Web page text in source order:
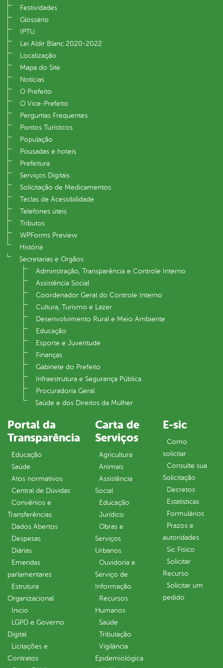
Festividades
Glossário
IPTU
Lei Aldir Blanc 2020-2022
Localização
Mapa do Site
Notícias
O Prefeito
O Vice‐Prefeito
Perguntas Frequentes
Pontos Turísticos
População
Pousadas e hoteis
Prefeitura
Serviços Digitais
Solicitação de Medicamentos
Teclas de Acessibilidade
Telefones úteis
Tributos
WPForms Preview
História
Secretarias e Órgãos
Adminstração, Transparência e Controle Interno
Assistência Social
Coordenador Geral do Controle Interno
Cultura, Turismo e Lazer
Desenvolvimento Rural e Meio Ambiente
Educação
Esporte e Juventude
Finanças
Gabinete do Prefeito
Infraestrutura e Segurança Pública
Procuradoria Geral
Saúde e dos Direitos da Mulher
Portal da
Transparência
Educação
Saúde
Atos normativos
Central de Dúvidas
Convênios e
Transferências
Dados Abertos
Despesas
Diárias
Emendas
parlamentares
Estrutura
Organizacional
Inicio
LGPD e Governo
Digital
Licitações e
Contratos
Carta de
Serviços
Agricultura
Animais
Assistência
Social
Educação
Jurídico
Obras e
Serviços
Urbanos
Ouvidoria e
Serviço de
Informação
Recursos
Humanos
Saúde
Tributação
Vigilância
Epidemiológica
E-sic
Como
solicitar
Consulte sua
Solicitação
Decretos
Estatísticas
Formulários
Prazos e
autoridades
Sic Físico
Solicitar
Recurso
Solicitar um
pedido